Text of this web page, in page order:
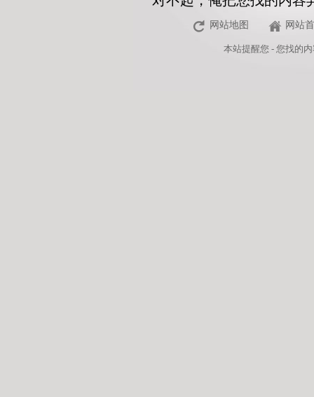
网站地图 网站
本站提醒您 - 您找的